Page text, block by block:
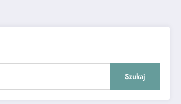
Szukaj